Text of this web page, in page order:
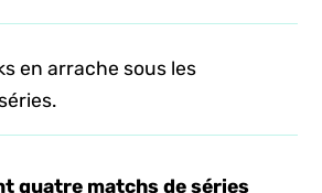
en arrache sous les
quatre matchs de séries